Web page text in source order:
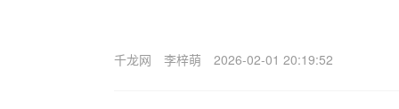
千龙网 李梓萌 2026-02-01 20:19:52